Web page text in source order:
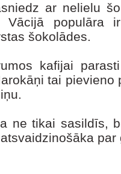
ar nelielu
populāra
šokolādes.
kafijai
tai
ne tikai sasildīs,